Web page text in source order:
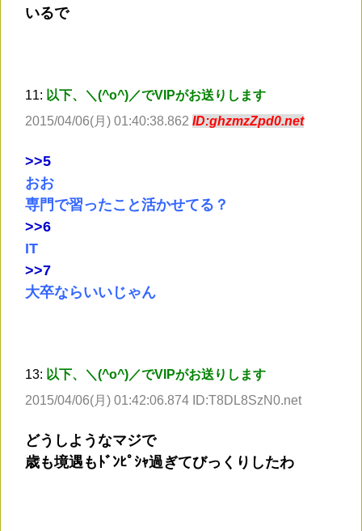
いるで
11: 以下、＼(^o^)／でVIPがお送りします
2015/04/06(月) 01:40:38.862 ID:ghzmzZpd0.net
>>5
おお
専門で習ったこと活かせてる？
>>6
IT
>>7
大卒ならいいじゃん
13: 以下、＼(^o^)／でVIPがお送りします
2015/04/06(月) 01:42:06.874 ID:T8DL8SzN0.net
どうしようなマジで
歳も境遇もﾄﾞﾝﾋﾟｼｬ過ぎてびっくりしたわ